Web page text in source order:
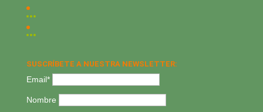
SUSCRÍBETE A NUESTRA NEWSLETTER:
Email*
Nombre